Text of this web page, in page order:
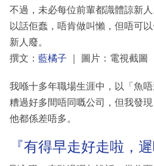
不過，未必每位前輩都識體諒新
以話佢蠢，唔肯做叫懶，但唔可
新人廢。
撰文： 藍橘子 ｜ 圖片：電視截圖
我喺十多年職場生涯中，以「魚
糟過好多間唔同嘅公司，但我發
他都係差唔多。
『有得早走好走啦，